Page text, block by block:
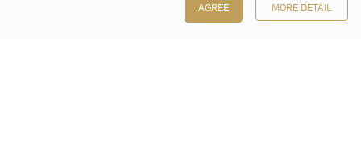
AGREE MORE DETAIL